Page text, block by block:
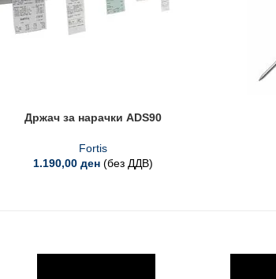
Држач за нарачки ADS90
Fortis
1.190,00ден (без ДДВ)